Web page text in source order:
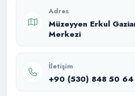
Adres
Müzeyyen Erkul
Merkezi
İletişim
+90 (530) 848 50 64